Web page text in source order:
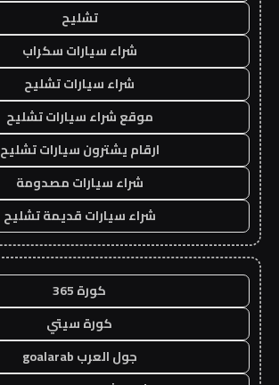
تشليح
شراء سيارات سكراب
شراء سيارات تشليح
موقع شراء سيارات تشليح
ارقام يشترون سيارات تشليح
شراء سيارات مصدومة
شراء سيارات قديمة تشليح
كورة 365
كورة سيتي
جول العرب goalarab